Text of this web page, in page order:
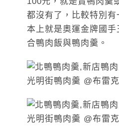
都沒有了，比較特別
本上就是奧運金牌國手
合鴨肉飯與鴨肉羹。